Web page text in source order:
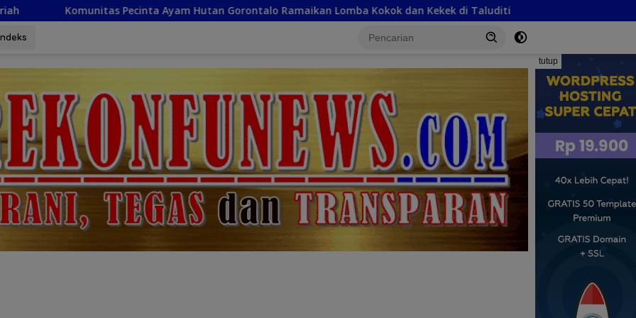
Ayam Hutan Gorontalo Ramaikan Lomba Kokok dan Kekek di Taluditi Beri Kepastian Hukum, BJA Group Fasilitasi
tutup